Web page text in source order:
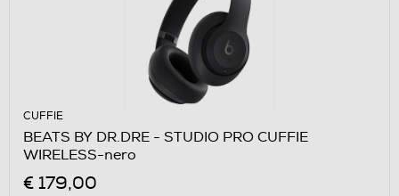
CUFFIE
BEATS BY DR.DRE - STUDIO PRO CUFFIE
WIRELESS-nero
€ 179,00